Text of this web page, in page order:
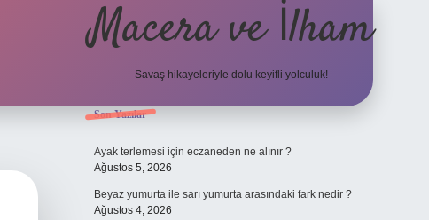
Macera ve İlham
Savaş hikayeleriyle dolu keyifli yolculuk!
Sidebar
Son Yazılar
Ayak terlemesi için eczaneden ne alınır ?
Ağustos 5, 2026
Beyaz yumurta ile sarı yumurta arasındaki fark nedir ?
Ağustos 4, 2026